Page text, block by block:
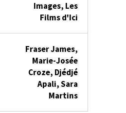
Images, Les
Films d'Ici
Fraser James,
Marie-Josée
Croze, Djédjé
Apali, Sara
Martins